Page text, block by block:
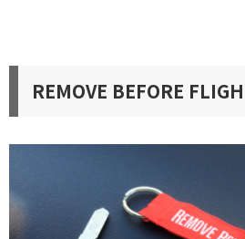
REMOVE BEFORE